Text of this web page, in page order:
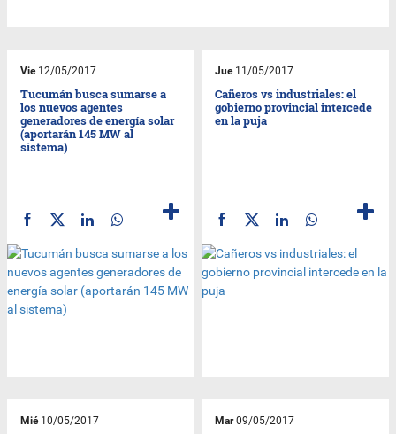
Vie12/05/2017
Tucumán busca sumarse a
los nuevos agentes
generadores de energía solar
(aportarán 145 MW al
sistema)
Jue11/05/2017
Cañeros vs industriales: el
gobierno provincial intercede
en la puja
Mié10/05/2017 Mar09/05/2017